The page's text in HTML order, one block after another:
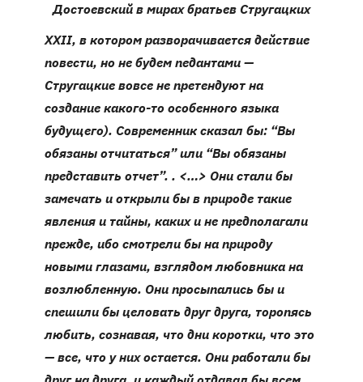
Достоевский в мирах братьев Стругацких
XXII, в котором разворачивается действие
повести, но не будем педантами —
Стругацкие вовсе не претендуют на
создание какого-то особенного языка
будущего). Современник сказал бы: “Вы
обязаны отчитаться” или “Вы обязаны
представить отчет”. . <…> Они стали бы
замечать и открыли бы в природе такие
явления и тайны, каких и не предполагали
прежде, ибо смотрели бы на природу
новыми глазами, взглядом любовника на
возлюбленную. Они просыпались бы и
спешили бы целовать друг друга, торопясь
любить, сознавая, что дни коротки, что это
— все, что у них остается. Они работали бы